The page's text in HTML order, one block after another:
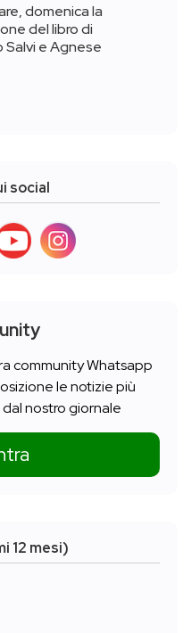
domenica la
del libro di
e Agnese
social
community Whatsapp
le notizie più
nostro giornale
12 mesi)